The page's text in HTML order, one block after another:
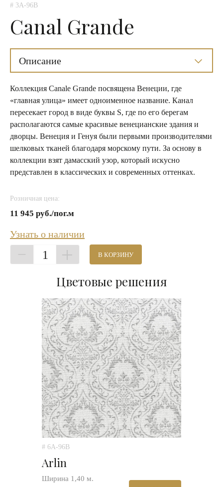
# 3A-96B
Canal Grande
Описание
Коллекция Сanale Grande посвящена Венеции, где
«главная улица» имеет одноименное название. Канал
пересекает город в виде буквы S, где по его берегам
располагаются самые красивые венецианские здания и
дворцы. Венеция и Генуя были первыми производителями
шелковых тканей благодаря морскому пути. За основу в
коллекции взят дамасский узор, который искусно
представлен в классических и современных оттенках.
Розничная цена:
11 945 руб./пог.м
Узнать о наличии
1 В КОРЗИНУ
Цветовые решения
# 6A-96B
Arlin
Ширина 1,40 м.